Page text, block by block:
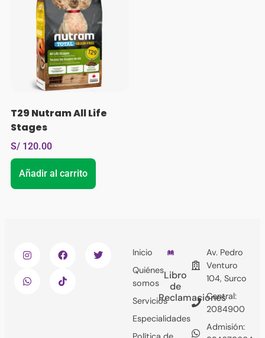
T29 Nutram All Life
Stages
S/ 120.00
Añadir al carrito
Inicio
Quiénes
somos
Servicios
Especialidades
Libro
de
Reclamaciones
Av. Pedro
Venturo
104, Surco
Central:
2084900
Admisión: